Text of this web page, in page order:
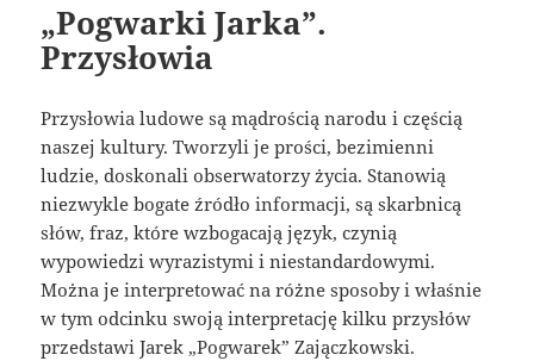
„Pogwarki Jarka”.
Przysłowia
Przysłowia ludowe są mądrością narodu i częścią
naszej kultury. Tworzyli je prości, bezimienni
ludzie, doskonali obserwatorzy życia. Stanowią
niezwykle bogate źródło informacji, są skarbnicą
słów, fraz, które wzbogacają język, czynią
wypowiedzi wyrazistymi i niestandardowymi.
Można je interpretować na różne sposoby i właśnie
w tym odcinku swoją interpretację kilku przysłów
przedstawi Jarek „Pogwarek” Zajączkowski.